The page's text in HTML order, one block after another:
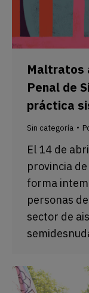
Maltratos
Penal de
práctica
Sin categoría
El 14 de
provincia
forma
personas
sector de